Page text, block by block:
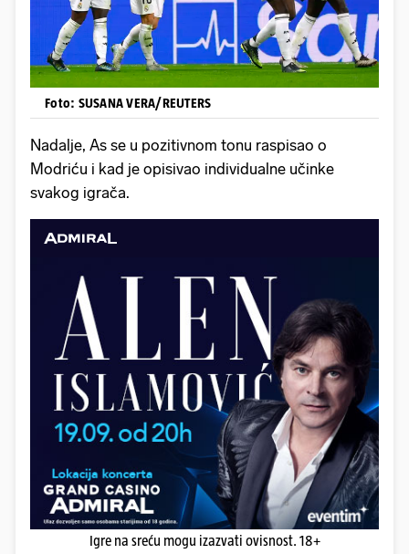
Foto: SUSANA VERA/REUTERS
Nadalje, As se u pozitivnom tonu raspisao o
Modriću i kad je opisivao individualne učinke
svakog igrača.
Igre na sreću mogu izazvati ovisnost. 18+